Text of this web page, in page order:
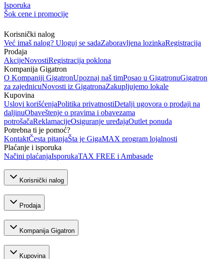
Isporuka
Šok cene i promocije
Korisnički nalog
Već imaš nalog? Uloguj se sadaZaboravljena lozinkaRegistracija
Prodaja
AkcijeNovostiRegistracija poklona
Kompanija Gigatron
O Kompaniji GigatronUpoznaj naš timPosao u GigatronuGigatron
za zajednicuNovosti iz GigatronaZakupljujemo lokale
Kupovina
Uslovi korišćenjaPolitika privatnostiDetalji ugovora o prodaji na
daljinuObaveštenje o pravima i obavezama
potrošačaReklamacijeOsiguranje uređajaOutlet ponuda
Potrebna ti je pomoć?
KontaktČesta pitanjaŠta je GigaMAX program lojalnosti
Plaćanje i isporuka
Načini plaćanjaIsporukaTAX FREE i Ambasade
Korisnički nalog
Prodaja
Kompanija Gigatron
Kupovina